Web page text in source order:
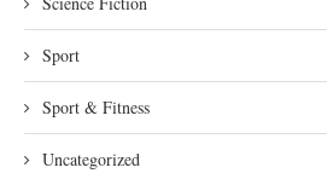
Sport
Sport & Fitness
Uncategorized